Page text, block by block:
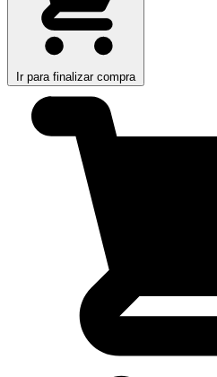
Ir para finalizar compra